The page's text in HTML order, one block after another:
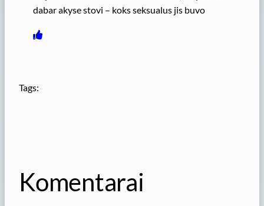
dabar akyse stovi – koks seksualus jis buvo
Tags:
Komentarai